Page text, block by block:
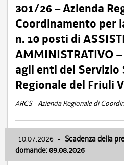
301/26 – Azienda
Coordinamento per
n. 10 posti di
AMMINISTRATIVO
agli enti del Servizio
Regionale del Friuli
ARCS - Azienda Regionale di
10.07.2026 - Scadenza della
domande: 09.08.2026